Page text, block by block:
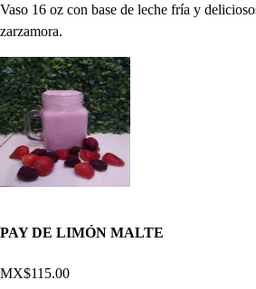
Vaso 16 oz con base de leche fría y
zarzamora.
PAY DE LIMÓN MALTE
MX$115.00